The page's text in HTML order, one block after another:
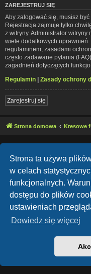
Strona ta używa
w celach
funkcjonalnych.
dostępu do plików
ustawieniach
Dowiedz się więcej
ZAREJESTRUJ SIĘ
Aby zalogować się, musisz
Rejestracja zajmuje tylko
z witryny. Administrator
wiele dodatkowych
regulaminem, zasadami
często zadawane pytania
zagadnień dotyczących
Regulamin | Zasady ochrony
Zarejestruj się
Strona domowa Kresowe
Polski
Zasady